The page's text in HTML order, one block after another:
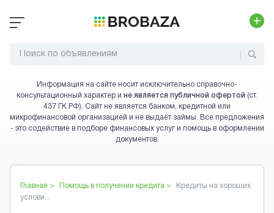
Информация на сайте носит исключительно справочно-
консультационный характер и не является публичной офертой (ст.
437 ГК РФ). Сайт не является банком, кредитной или
микрофинансовой организацией и не выдаёт займы. Все предложения
- это содействие в подборе финансовых услуг и помощь в оформлении
документов.
Главная > Помощь в получении кредита >
Кредиты на хороших
услови...